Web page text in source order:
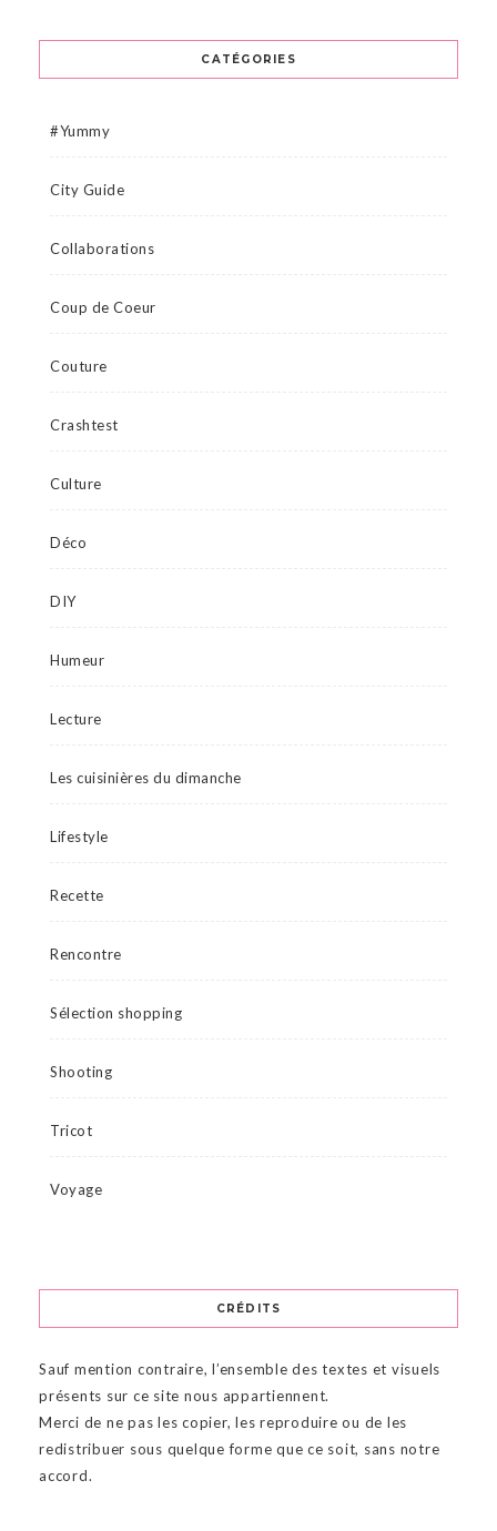
CATÉGORIES
#Yummy
City Guide
Collaborations
Coup de Coeur
Couture
Crashtest
Culture
Déco
DIY
Humeur
Lecture
Les cuisinières du dimanche
Lifestyle
Recette
Rencontre
Sélection shopping
Shooting
Tricot
Voyage
CRÉDITS
Sauf mention contraire, l’ensemble des textes et visuels
présents sur ce site nous appartiennent.
Merci de ne pas les copier, les reproduire ou de les
redistribuer sous quelque forme que ce soit, sans notre
accord.